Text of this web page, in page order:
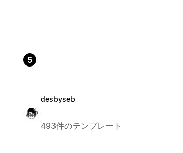
5
desbyseb
493件のテンプレート